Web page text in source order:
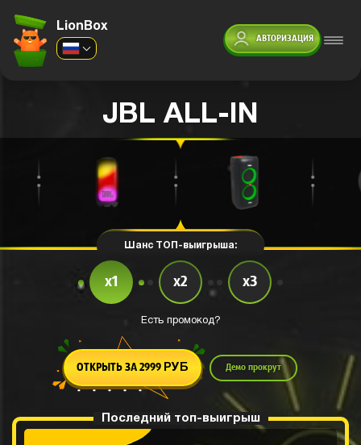
LionBox
АВТОРИЗАЦИЯ
JBL ALL-IN
Шанс ТОП-выигрыша:
x1 x2 x3
Есть промокод?
ОТКРЫТЬ ЗА 2999 РУБ Демо прокрут
Последний топ-выигрыш